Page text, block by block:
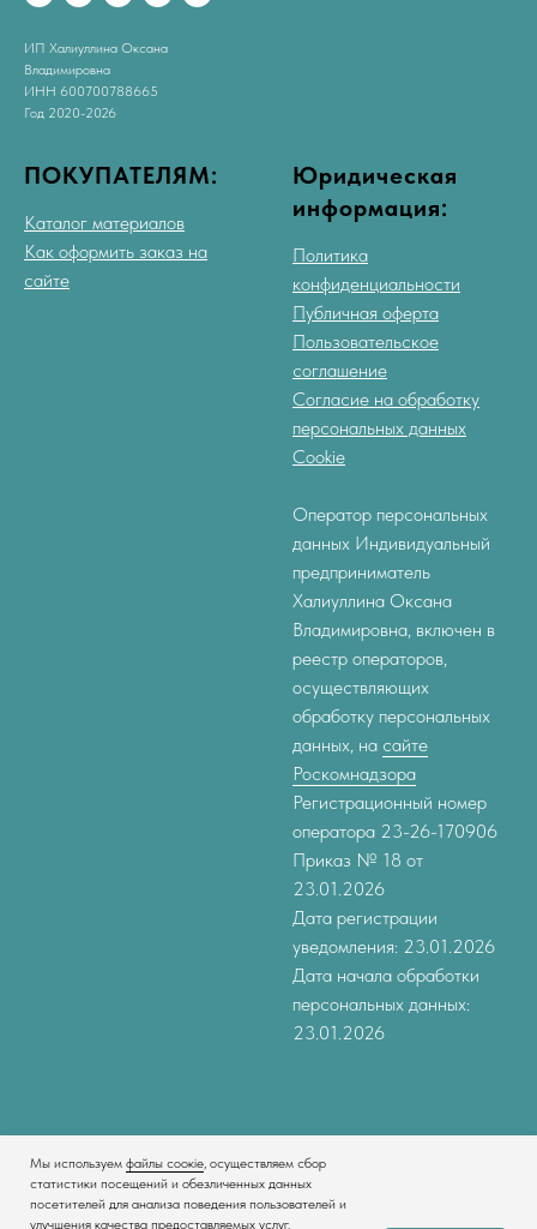
Мы используем файлы соокіе, осуществляем сбор
статистики посещений и обезличенных данных
посетителей для анализа поведения пользователей и
улучшения качества предоставляемых услуг.
ИП Халиуллина Оксана
Владимировна
ИНН 600700788665
Год 2020-2026
ПОКУПАТЕЛЯМ:
Каталог материалов
Как оформить заказ на
сайте
Юридическая
информация:
Политика
конфиденциальности
Публичная оферта
Пользовательское
соглашение
Согласие на обработку
персональных данных
Cookie
Оператор персональных
данных Индивидуальный
предприниматель
Халиуллина Оксана
Владимировна, включен в
реестр операторов,
осуществляющих
обработку персональных
данных, на сайте
Роскомнадзора
Регистрационный номер
оператора 23-26-170906
Приказ № 18 от
23.01.2026
Дата регистрации
уведомления: 23.01.2026
Дата начала обработки
персональных данных:
23.01.2026